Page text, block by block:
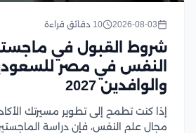
2026-08-03 10 دقائق قراءة
شروط القبول في
النفس في مصر
والوافدين 2027
إذا كنت تطمح إلى تطوير مسيرتك
مجال علم النفس، فإن دراسة